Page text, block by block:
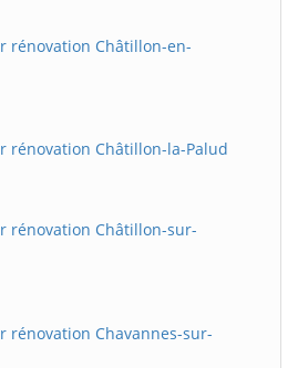
rénovation Châtillon-en-
rénovation Châtillon-la-Palud
rénovation Châtillon-sur-
rénovation Chavannes-sur-